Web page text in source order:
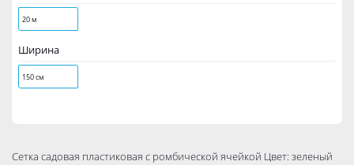
20 м
Ширина
150 см
Сетка садовая пластиковая c ромбической ячейкой Цвет: зеленый